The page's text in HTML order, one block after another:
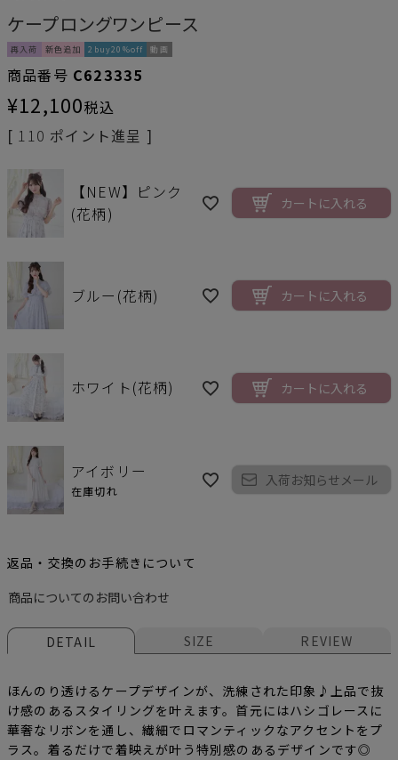
ケープロングワンピース
再入荷 新色追加 2buy20%off 動画
商品番号 C623335
¥12,100税込
[ 110 ポイント進呈 ]
【NEW】ピンク
(花柄)
カートに入れる
ブルー(花柄) カートに入れる
ホワイト(花柄) カートに入れる
アイボリー
在庫切れ
入荷お知らせメール
返品・交換のお手続きについて
商品についてのお問い合わせ
DETAIL SIZE REVIEW
ほんのり透けるケープデザインが、洗練された印象♪上品で抜
け感のあるスタイリングを叶えます。首元にはハシゴレースに
華奢なリボンを通し、繊細でロマンティックなアクセントをプ
ラス。着るだけで着映えが叶う特別感のあるデザインです◎